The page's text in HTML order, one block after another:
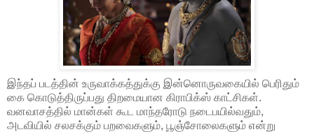
இந்தப் படத்தின் உருவாக்கத்துக்கு இன்னொருவகையில் பெரிதும்
கை கொடுத்திருப்பது திறமையான கிராபிக்ஸ் காட்சிகள்.
வனவாசத்தில் மான்கள் கூட மாந்தரோடு நடைபயில்வதும்,
அடவியில் சலசக்கும் பறவைகளும், பூஞ்சோலைகளும் என்று